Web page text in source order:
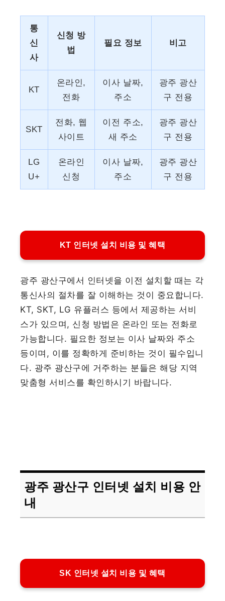
통
신
사
신청 방
법
필요 정보 비고
KT
온라인,
전화
이사 날짜,
주소
광주 광산
구 전용
SKT
전화, 웹
사이트
이전 주소,
새 주소
광주 광산
구 전용
LG
U+
온라인
신청
이사 날짜,
주소
광주 광산
구 전용
KT 인터넷 설치 비용 및 혜택
광주 광산구에서 인터넷을 이전 설치할 때는 각
통신사의 절차를 잘 이해하는 것이 중요합니다.
KT, SKT, LG 유플러스 등에서 제공하는 서비
스가 있으며, 신청 방법은 온라인 또는 전화로
가능합니다. 필요한 정보는 이사 날짜와 주소
등이며, 이를 정확하게 준비하는 것이 필수입니
다. 광주 광산구에 거주하는 분들은 해당 지역
맞춤형 서비스를 확인하시기 바랍니다.
광주 광산구 인터넷 설치 비용 안
내
SK 인터넷 설치 비용 및 혜택